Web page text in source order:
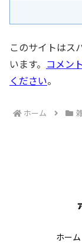
このサイトはス
います。 コメン
ください。
ホーム
ホーム